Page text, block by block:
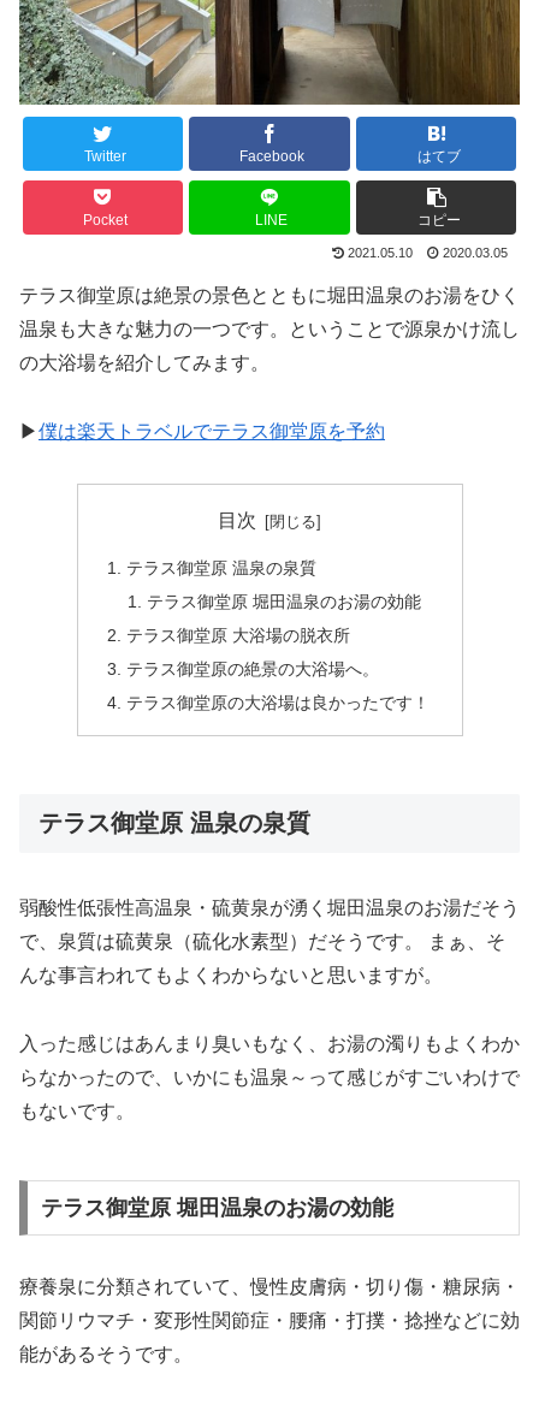
Twitter Facebook はてブ
Pocket LINE コピー
2021.05.10 2020.03.05
テラス御堂原は絶景の景色とともに堀田温泉のお湯をひく
温泉も大きな魅力の一つです。ということで源泉かけ流し
の大浴場を紹介してみます。
▶︎僕は楽天トラベルでテラス御堂原を予約
目次
テラス御堂原 温泉の泉質
テラス御堂原 堀田温泉のお湯の効能
テラス御堂原 大浴場の脱衣所
テラス御堂原の絶景の大浴場へ。
テラス御堂原の大浴場は良かったです！
テラス御堂原 温泉の泉質
弱酸性低張性高温泉・硫黄泉が湧く堀田温泉のお湯だそう
で、泉質は硫黄泉（硫化水素型）だそうです。 まぁ、そ
んな事言われてもよくわからないと思いますが。
入った感じはあんまり臭いもなく、お湯の濁りもよくわか
らなかったので、いかにも温泉～って感じがすごいわけで
もないです。
テラス御堂原 堀田温泉のお湯の効能
療養泉に分類されていて、慢性皮膚病・切り傷・糖尿病・
関節リウマチ・変形性関節症・腰痛・打撲・捻挫などに効
能があるそうです。